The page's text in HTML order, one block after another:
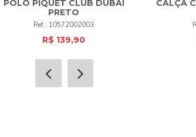
G GG
COMPRAR
POLO PIQUET CLUB DUBAI
PRETO
10572002003
R$ 139,90
38 40
CALÇA